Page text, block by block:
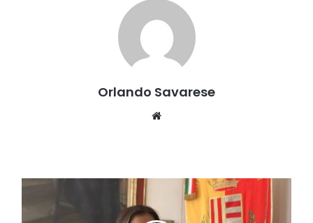
Orlando Savarese
Scuola,
affettività,
gestione